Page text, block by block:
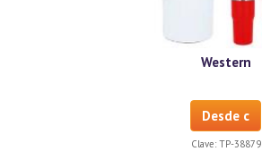
Western
Desde c
Clave: TP-38879